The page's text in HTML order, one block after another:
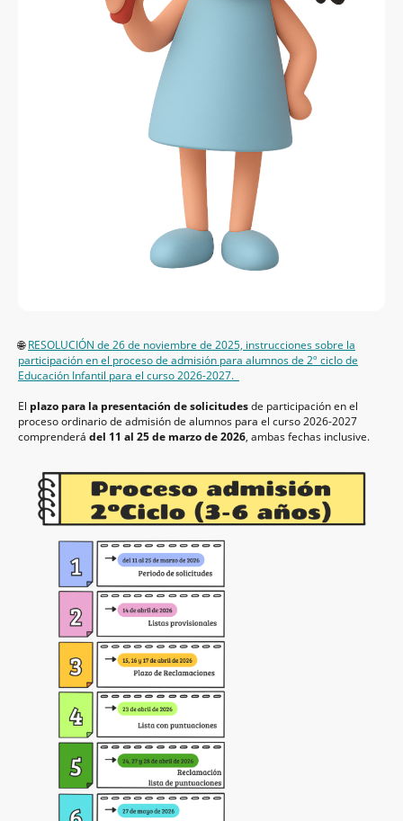
🌐RESOLUCIÓN de 26 de noviembre de 2025, instrucciones sobre la
participación en el proceso de admisión para alumnos de 2º ciclo de
Educación Infantil para el curso 2026-2027.
El plazo para la presentación de solicitudesde participación en el
proceso ordinario de admisión de alumnos para el curso 2026-2027
comprenderá del 11 al 25 de marzo de 2026, ambas fechas inclusive.